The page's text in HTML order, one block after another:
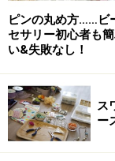
ピンの丸め方……ビ
セサリー初心者も
い&失敗なし！
ス
ー